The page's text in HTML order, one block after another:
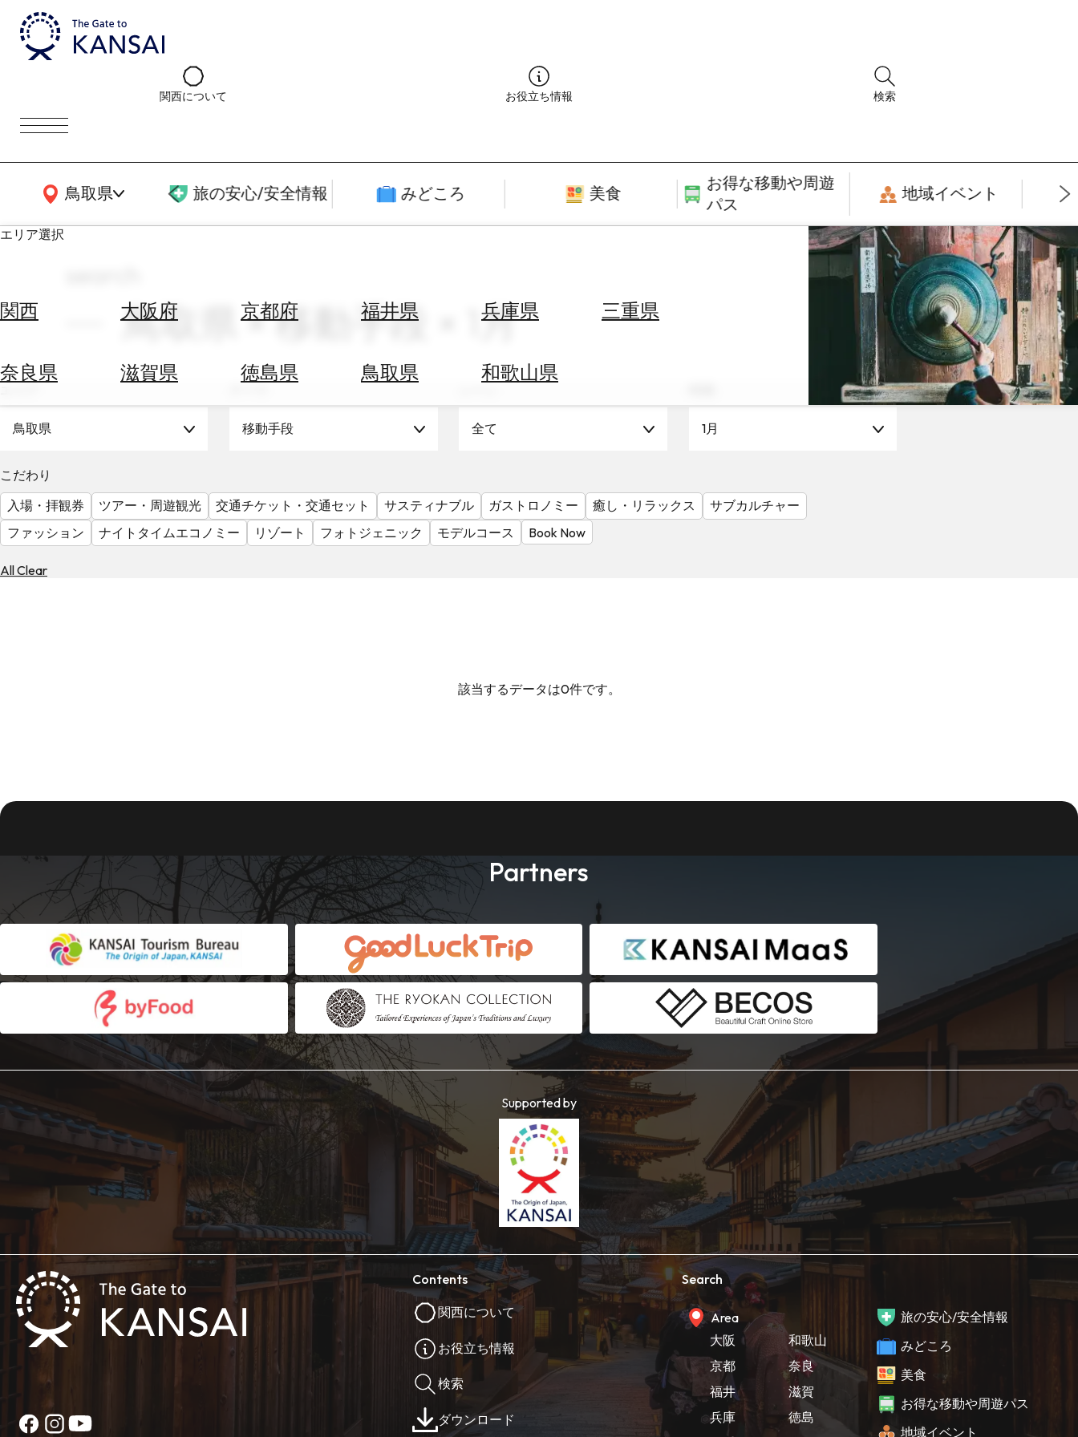
関西について お役立ち情報 検索
鳥取県
関西広域MAP 旅の安心/安全情報 みどころ 美食
お得な移動や周遊
パス
地域イベント
エリア選択
関西 大阪府 京都府 福井県 兵庫県 三重県
奈良県 滋賀県 徳島県 鳥取県 和歌山県
ホ
す
替
を
調
べ
天
鳥取県 × 移動手段 × 1月
鳥取県 移動手段 全て 1月
こだわり
入場・拝観券
ツアー・周遊観光 交通チケット・交通セット サスティナブル ガストロノミー 癒し・リラックス
サブカルチャー
ファッション
ナイトタイムエコノミー リゾート フォトジェニック モデルコース Book Now
All Clear
該当するデータは0件です。
Partners
Supported by
Contents
関西について
お役立ち情報
検索
ダウンロード
Search
Area
大阪
京都
福井
兵庫
和歌山
奈良
滋賀
徳島
旅の安心/安全情報
みどころ
美食
お得な移動や周遊パス
地域イベント